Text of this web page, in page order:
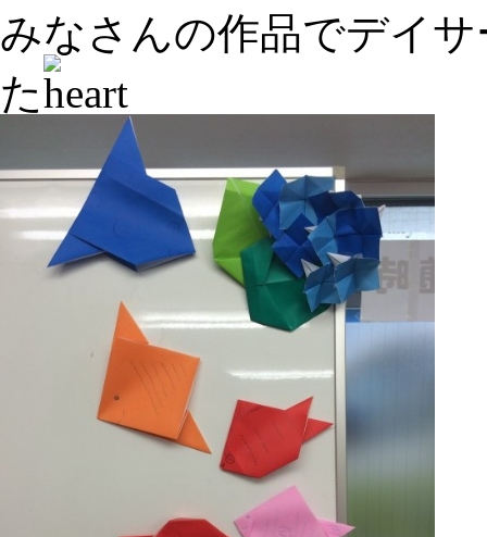
みなさんの作品でデイ
た